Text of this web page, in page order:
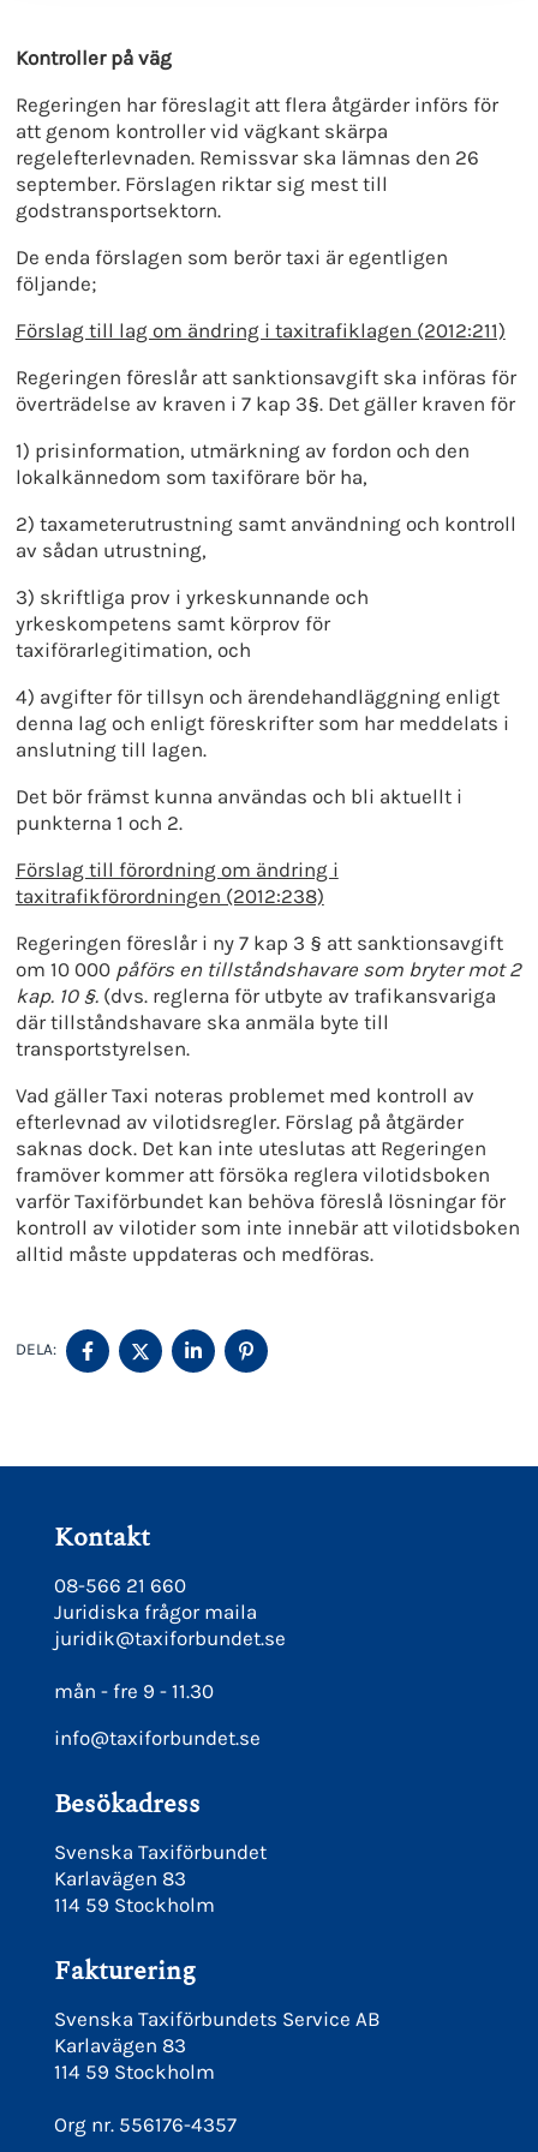
Kontroller på väg
Regeringen har föreslagit att flera åtgärder införs för
att genom kontroller vid vägkant skärpa
regelefterlevnaden. Remissvar ska lämnas den 26
september. Förslagen riktar sig mest till
godstransportsektorn.
De enda förslagen som berör taxi är egentligen
följande;
Förslag till lag om ändring i taxitrafiklagen (2012:211)
Regeringen föreslår att sanktionsavgift ska införas för
överträdelse av kraven i 7 kap 3§. Det gäller kraven för
1) prisinformation, utmärkning av fordon och den
lokalkännedom som taxiförare bör ha,
2) taxameterutrustning samt användning och kontroll
av sådan utrustning,
3) skriftliga prov i yrkeskunnande och
yrkeskompetens samt körprov för
taxiförarlegitimation, och
4) avgifter för tillsyn och ärendehandläggning enligt
denna lag och enligt föreskrifter som har meddelats i
anslutning till lagen.
Det bör främst kunna användas och bli aktuellt i
punkterna 1 och 2.
Förslag till förordning om ändring i
taxitrafikförordningen (2012:238)
Regeringen föreslår i ny 7 kap 3 § att sanktionsavgift
om 10 000 påförs en tillståndshavare som bryter mot 2
kap. 10 §. (dvs. reglerna för utbyte av trafikansvariga
där tillståndshavare ska anmäla byte till
transportstyrelsen.
Vad gäller Taxi noteras problemet med kontroll av
efterlevnad av vilotidsregler. Förslag på åtgärder
saknas dock. Det kan inte uteslutas att Regeringen
framöver kommer att försöka reglera vilotidsboken
varför Taxiförbundet kan behöva föreslå lösningar för
kontroll av vilotider som inte innebär att vilotidsboken
alltid måste uppdateras och medföras.
DELA:
DELA
PÅ
DELA
PÅ
DELA
PÅ
DELA
PÅ
Kontakt
08-566 21 660
Juridiska frågor maila
juridik@taxiforbundet.se
mån - fre 9 - 11.30
info@taxiforbundet.se
Besökadress
Svenska Taxiförbundet
Karlavägen 83
114 59 Stockholm
Fakturering
Svenska Taxiförbundets Service AB
Karlavägen 83
114 59 Stockholm
Org nr. 556176-4357